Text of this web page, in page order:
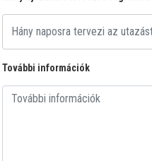
További információk